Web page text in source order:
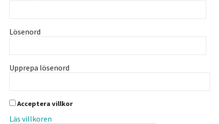
Lösenord
Upprepa lösenord
Acceptera villkor
Läs villkoren